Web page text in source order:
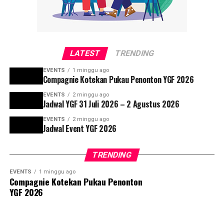
LATEST TRENDING
EVENTS 1 minggu ago
Compagnie Kotekan Pukau Penonton YGF 2026
EVENTS 2 minggu ago
Jadwal YGF 31 Juli 2026 – 2 Agustus 2026
EVENTS 2 minggu ago
Jadwal Event YGF 2026
TRENDING
EVENTS 1 minggu ago
Compagnie Kotekan Pukau Penonton
YGF 2026